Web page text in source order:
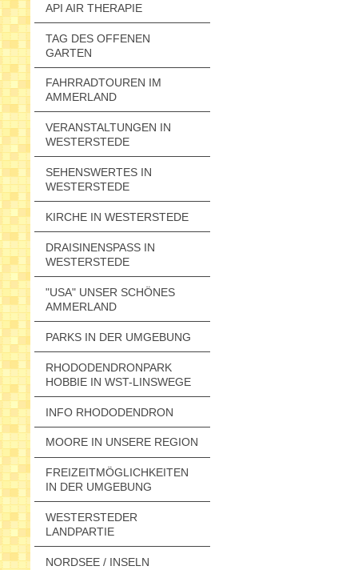
API AIR THERAPIE
TAG DES OFFENEN
GARTEN
FAHRRADTOUREN IM
AMMERLAND
VERANSTALTUNGEN IN
WESTERSTEDE
SEHENSWERTES IN
WESTERSTEDE
KIRCHE IN WESTERSTEDE
DRAISINENSPASS IN W
ESTERSTEDE
"USA" UNSER SCHÖNES
AMMERLAND
PARKS IN DER UMGEBUNG
RHODODENDRONPARK
HOBBIE IN WST-LINSWEGE
INFO RHODODENDRON
MOORE IN UNSERE REGION
FREIZEITMÖGLICHKEITEN
IN DER UMGEBUNG
WESTERSTEDER
LANDPARTIE
NORDSEE / INSELN